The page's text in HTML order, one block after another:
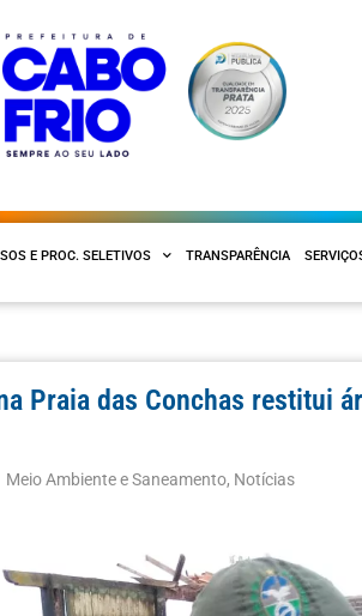
E PROC. SELETIVOS TRANSPARÊNCIA
Praia das Conchas restitui
Meio Ambiente e Saneamento, Notícias